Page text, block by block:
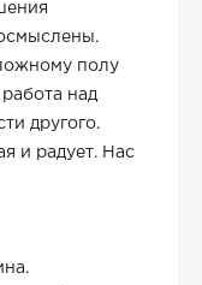
полу
над
другого.
и радует. Нас